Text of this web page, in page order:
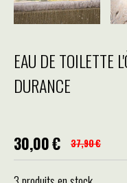
EAU DE TOILETTE
DURANCE
30,00€ 37,90€